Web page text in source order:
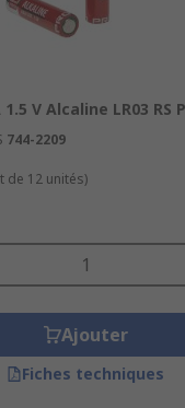
numériques
1.5 V Alcaline LR03 RS
744-2209
de 12 unités)
Ajouter
Fiches techniques